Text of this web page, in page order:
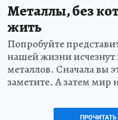
Металлы, без
жить
Попробуйте
нашей жизни исчезнут
металлов. Сначала вы
заметите. А затем мир
ПРОЧИТАТЬ